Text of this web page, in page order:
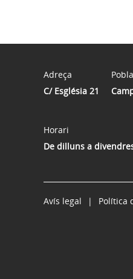
Adreça
C/ Església 21
Horari
De dilluns a
Avís legal Política